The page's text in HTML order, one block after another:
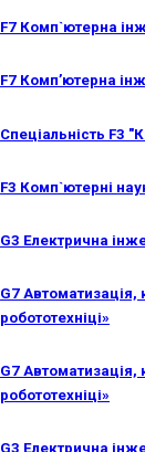
F7 Комп`ютерна
F7 Комп’ютерна
Спеціальність F3
F3 Комп`ютерні
G3 Електрична
G7 Автоматизація,
робототехніці»
G7 Автоматизація,
робототехніці»
G3 Електрична